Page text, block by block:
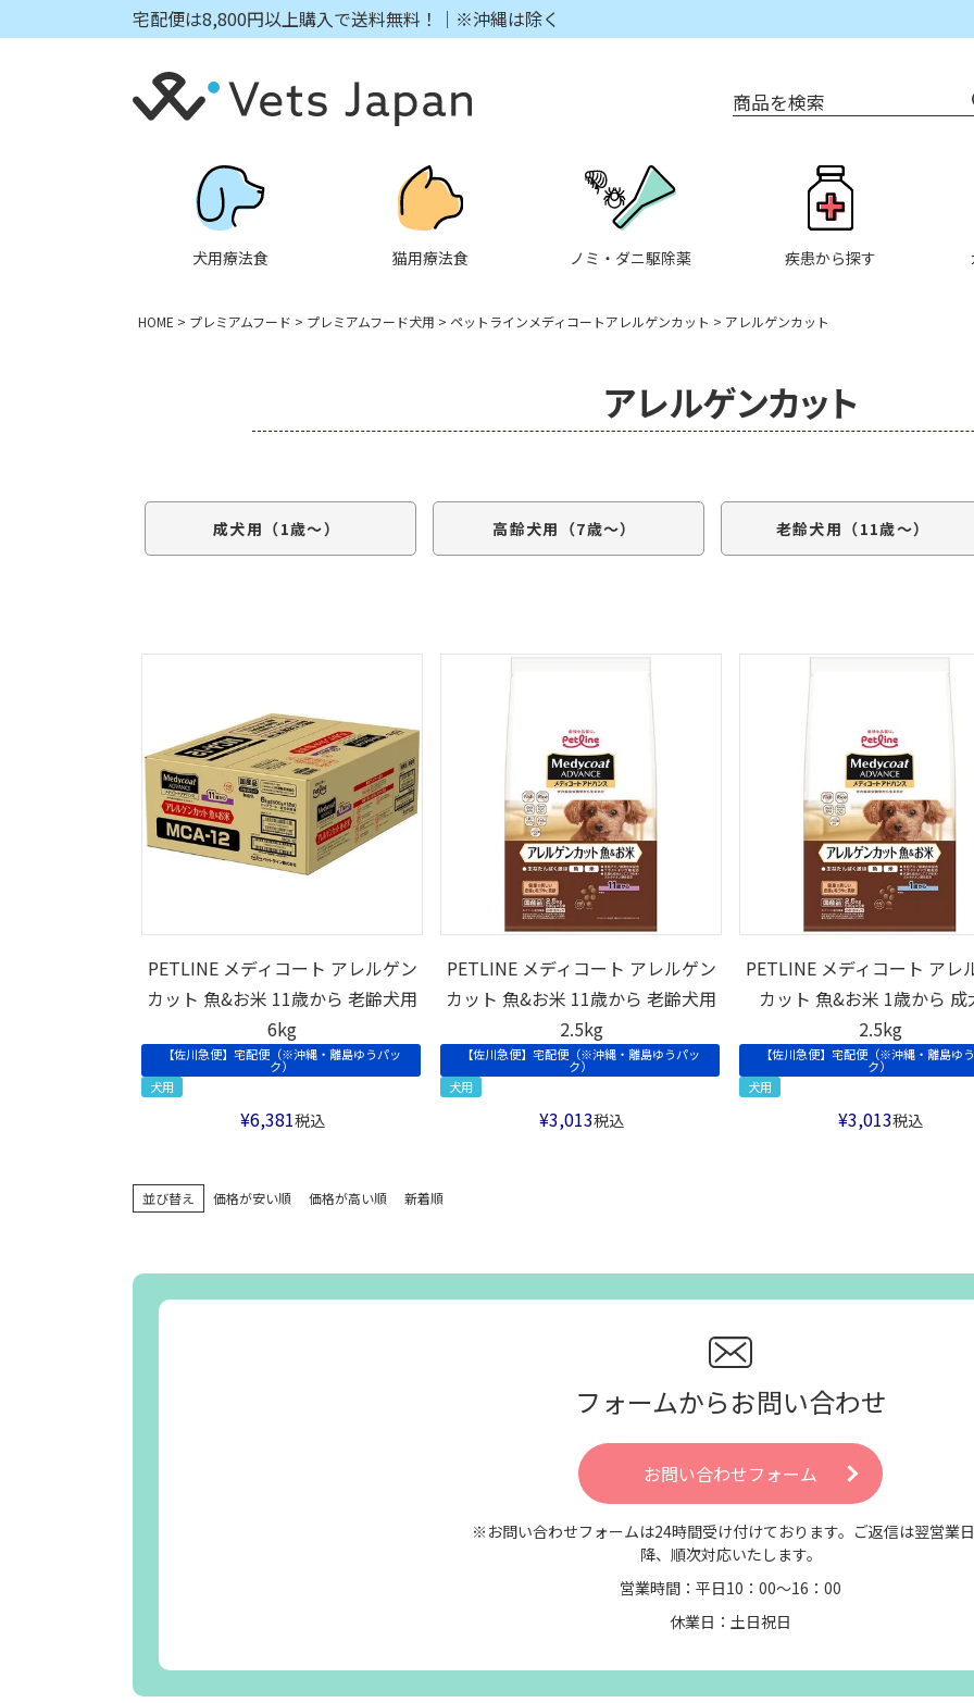
宅配便は8,800円以上購入で送料無料！｜※沖縄は除く
商品を検索
犬用療法食 猫用療法食 ノミ・ダニ駆除薬 疾患から探す
HOME プレミアムフード プレミアムフード犬用 ペットラインメディコートアレルゲンカット アレルゲンカット
アレルゲンカット
成犬用（1歳～） 高齢犬用（7歳～） 老齢犬用（11歳～）
PETLINE メディコート アレルゲン
カット 魚&お米 11歳から 老齢犬用
6kg
【佐川急便】宅配便（※沖縄・離島ゆうパッ
ク）
犬用
¥6,381税込
PETLINE メディコート アレルゲン
カット 魚&お米 11歳から 老齢犬用
2.5kg
【佐川急便】宅配便（※沖縄・離島ゆうパッ
ク）
犬用
¥3,013税込
PETLINE メディコート アレ
カット 魚&お米 1歳から 成
2.5kg
【佐川急便】宅配便（※沖縄・離島ゆ
ク）
犬用
¥3,013税込
並び替え 価格が安い順 価格が高い順 新着順
フォームからお問い合わせ
お問い合わせフォーム
※お問い合わせフォームは24時間受け付けております。ご返信は翌営業
降、順次対応いたします。
営業時間：平日10：00～16：00
休業日：土日祝日